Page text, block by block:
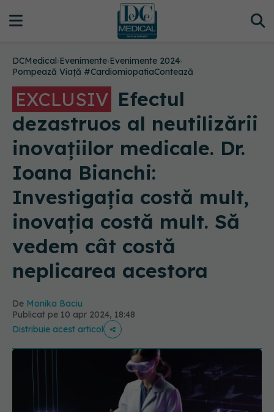
DCMedical›Evenimente›Evenimente 2024›
Pompează Viață #CardiomiopatiaContează
EXCLUSIV Efectul
dezastruos al neutilizării
inovațiilor medicale. Dr.
Ioana Bianchi:
Investigația costă mult,
inovația costă mult. Să
vedem cât costă
neplicarea acestora
De Monika Baciu
Publicat pe 10 apr 2024, 18:48
Distribuie acest articol